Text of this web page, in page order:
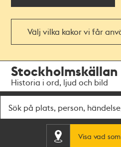
Välj vilka kakor vi får
navigationen
huvudinnehållet
Stockholmskällan
Historia i ord, ljud och bild
Visa vad